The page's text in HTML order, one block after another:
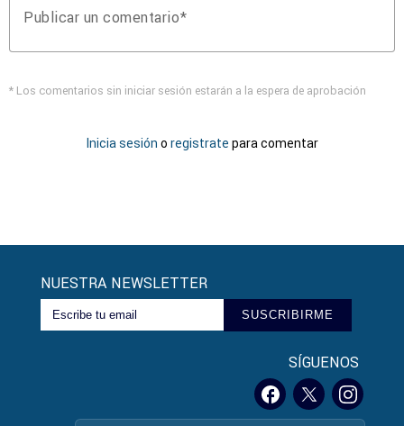
Publicar un comentario
* Los comentarios sin iniciar sesión estarán a la espera de aprobación
Inicia sesión o registrate para comentar
NUESTRA NEWSLETTER
SUSCRIBIRME
SÍGUENOS